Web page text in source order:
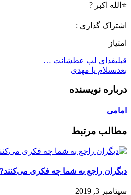
⭐️الله اکبر ?
اشتراک گذاری :
امتیاز
قبلیفدای لب عطشانت …
بعدیسلام یا مهدی
درباره نویسنده
امامی
مطالب مرتبط
دیگران راجع به شما چه فکری می‌کنند?
سپتامبر 3, 2019